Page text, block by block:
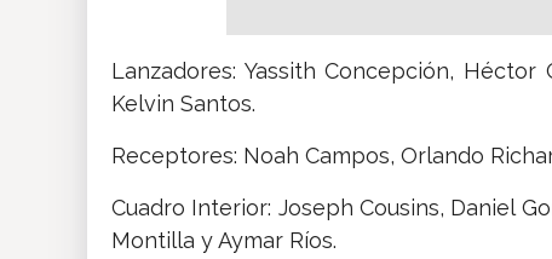
Lanzadores: Yassith Concepción, Héctor
Kelvin Santos.
Receptores: Noah Campos, Orlando
Cuadro Interior: Joseph Cousins, Daniel
Montilla y Aymar Ríos.